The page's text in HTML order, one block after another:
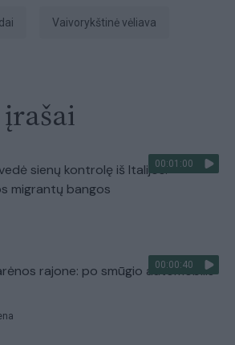
vaivorykštinė vėliava
00:01:00
sienų kontrolę iš Italijos:
migrantų bangos
00:00:40
rajone: po smūgio automobilis